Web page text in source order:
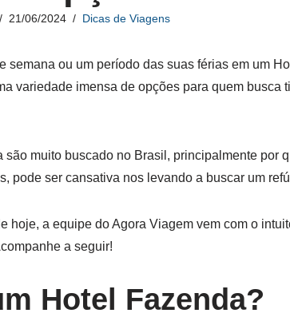
21/06/2024 Dicas de Viagens
semana ou um período das suas férias em um
variedade imensa de opções para quem busca
são muito buscado no Brasil, principalmente por
pode ser cansativa nos levando a buscar um
hoje, a equipe do Agora Viagem vem com o
a seguir!
Hotel Fazenda?